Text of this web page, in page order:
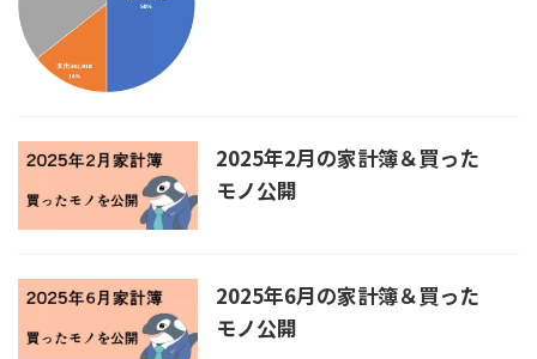
2025年2月の家計簿＆買った
モノ公開
2025年6月の家計簿＆買った
モノ公開